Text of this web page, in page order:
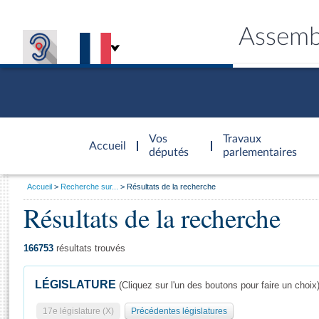
Accueil
d'accueil
Vos
députés
Travaux
parlementaires
Général
Vous
Accueil Recherche sur... Résultats de la recherche
Résultats de la recherche
166753 résultats trouvés
LÉGISLATURE (Cliquez sur l'un des boutons pour faire un choix)
17e législature (X) Précédentes législatures